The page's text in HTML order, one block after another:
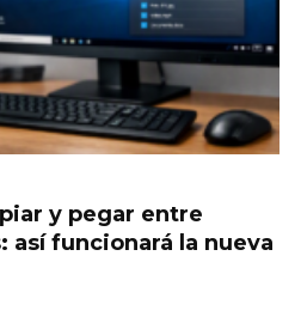
y pegar entre
así funcionará la nueva